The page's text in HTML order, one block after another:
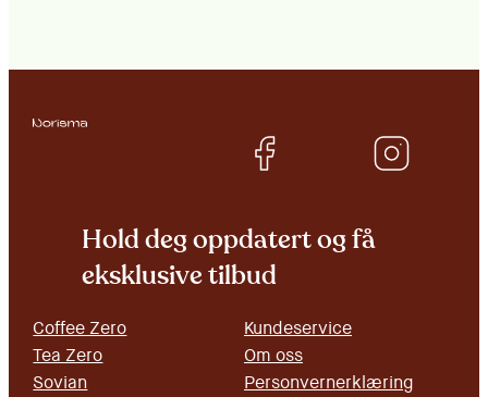
Hold deg oppdatert og få
eksklusive tilbud
Coffee Zero
Tea Zero
Sovian
Kundeservice
Om oss
Personvernerklæring